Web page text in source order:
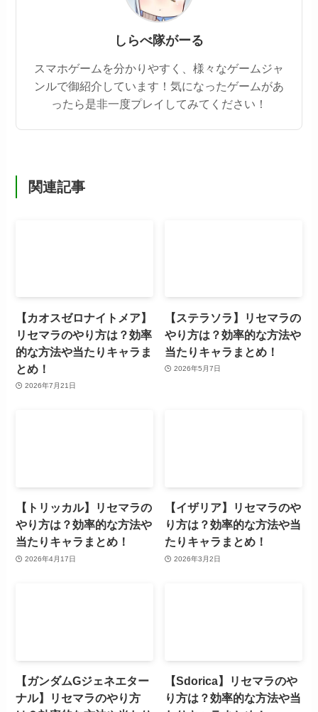
しらべ隊がーる
スマホゲームを分かりやすく、様々なゲームジャ
ンルで御紹介しています！気になったゲームがあ
ったら是非一度プレイしてみてください！
関連記事
【カオスゼロナイトメア】
リセマラのやり方は？効率
的な方法や当たりキャラま
とめ！
2026年7月21日
【ステラソラ】リセマラの
やり方は？効率的な方法や
当たりキャラまとめ！
2026年5月7日
【トリッカル】リセマラの
やり方は？効率的な方法や
当たりキャラまとめ！
2026年4月17日
【イザリア】リセマラのや
り方は？効率的な方法や当
たりキャラまとめ！
2026年3月2日
【ガンダムGジェネエター
ナル】リセマラのやり方
【Sdorica】リセマラのや
り方は？効率的な方法や当